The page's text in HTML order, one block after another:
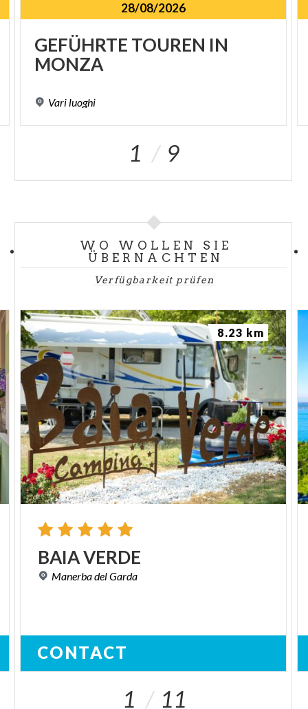
28/08/2026
GEFÜHRTE TOUREN IN
MONZA
Vari luoghi
1 9
WO WOLLEN SIE
ÜBERNACHTEN
Verfügbarkeit prüfen
BAIAVERDE
ManerbadelGarda
CONTACT
8.23 km
1 11